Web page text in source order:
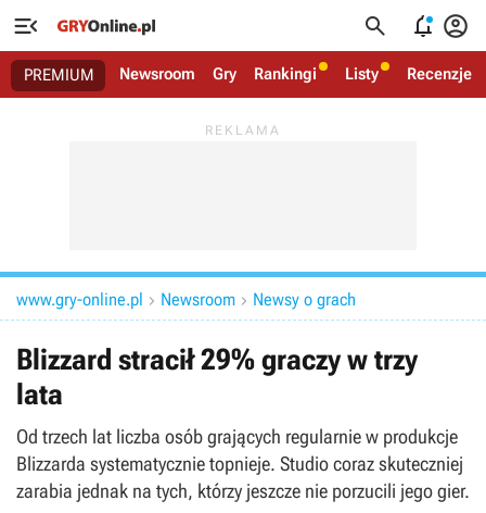
   
PREMIUM Newsroom Gry Rankingi Listy Recenzje
www.gry-online.pl  Newsroom  Newsy o grach
Blizzard stracił 29% graczy w trzy
lata
Od trzech lat liczba osób grających regularnie w produkcje
Blizzarda systematycznie topnieje. Studio coraz skuteczniej
zarabia jednak na tych, którzy jeszcze nie porzucili jego gier.